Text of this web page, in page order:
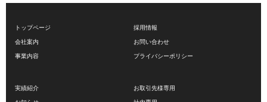
トップページ
会社案内
事業内容
採用情報
お問い合わせ
プライバシーポリシー
実績紹介 お取引先様専用